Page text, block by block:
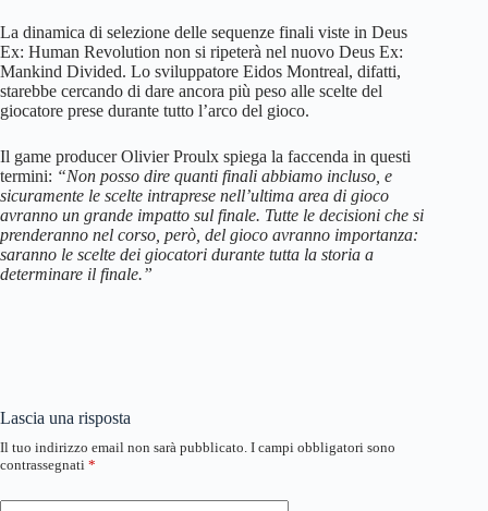
La dinamica di selezione delle sequenze finali viste in Deus
Ex: Human Revolution non si ripeterà nel nuovo Deus Ex:
Mankind Divided. Lo sviluppatore Eidos Montreal, difatti,
starebbe cercando di dare ancora più peso alle scelte del
giocatore prese durante tutto l’arco del gioco.
Il game producer Olivier Proulx spiega la faccenda in questi
termini: “Non posso dire quanti finali abbiamo incluso, e
sicuramente le scelte intraprese nell’ultima area di gioco
avranno un grande impatto sul finale. Tutte le decisioni che si
prenderanno nel corso, però, del gioco avranno importanza:
saranno le scelte dei giocatori durante tutta la storia a
determinare il finale.”
Lascia una risposta
Il tuo indirizzo email non sarà pubblicato. I campi obbligatori sono
contrassegnati *